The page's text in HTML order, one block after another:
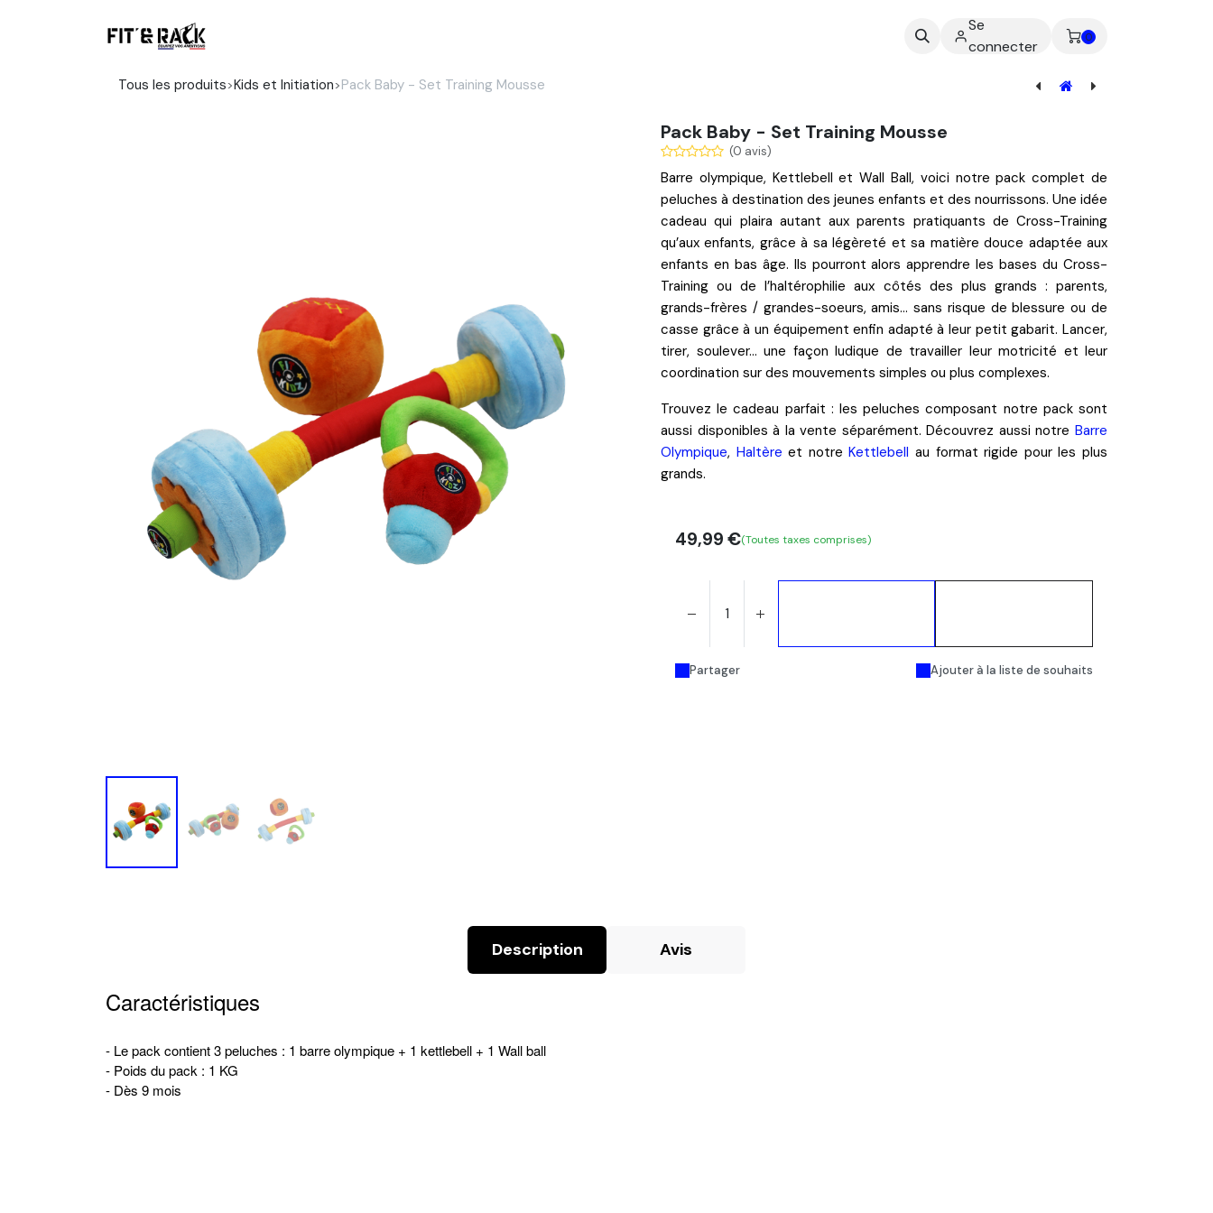
Se
connecter
0
Tous les produits Kids et Initiation Pack Baby - Set Training Mousse
Pack Baby - Set Training Mousse
(0 avis)
Barre olympique, KettlebelletWall Ball, voici notre pack complet de
peluches à destination des jeunes enfants et des nourrissons. Une idée
cadeau qui plaira autant auxparents pratiquants de Cross-Training
qu’auxenfants, grâce à sa légèreté et sa matière douce adaptée aux
enfants en bas âge. Ils pourront alors apprendre les bases du Cross-
Training ou de l’haltérophilie aux côtés des plus grands : parents,
grands-frères / grandes-soeurs, amis… sans risque de blessure ou de
casse grâce à un équipement enfin adapté à leur petit gabarit. Lancer,
tirer, soulever… une façon ludique de travailler leur motricité et leur
coordination sur des mouvements simples ou plus complexes.
Trouvez le cadeau parfait : les peluches composant notre pack sont
aussi disponibles à la vente séparément. Découvrez aussi notre Barre
Olympique, Haltèreet notreKettlebellau format rigide pour les plus
grands.
Partager Ajouter à la liste de souhaits
49,99 €(Toutes taxes comprises)
Description Avis
Caractéristiques
- Le pack contient 3 peluches : 1 barre olympique + 1 kettlebell + 1 Wall ball
- Poids du pack : 1 KG
- Dès 9 mois